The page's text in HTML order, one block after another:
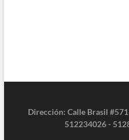
Dirección: Calle Brasil
512234026 -